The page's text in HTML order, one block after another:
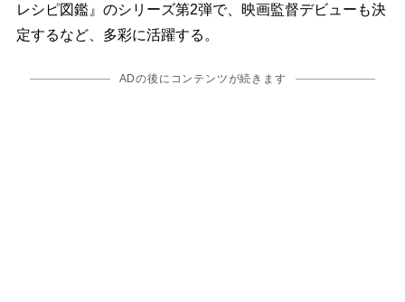
レシピ図鑑』のシリーズ第2弾で、映画監督デビューも決
定するなど、多彩に活躍する。
ADの後にコンテンツが続きます